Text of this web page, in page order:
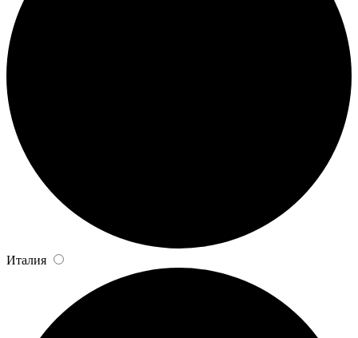
Италия